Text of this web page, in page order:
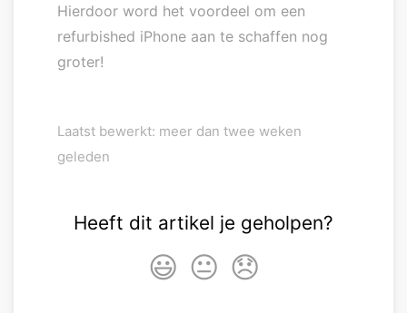
Hierdoor word het voordeel om een
refurbished iPhone aan te schaffen nog
groter!
Laatst bewerkt: meer dan twee weken
geleden
Heeft dit artikel je geholpen?
😃 😐 😞